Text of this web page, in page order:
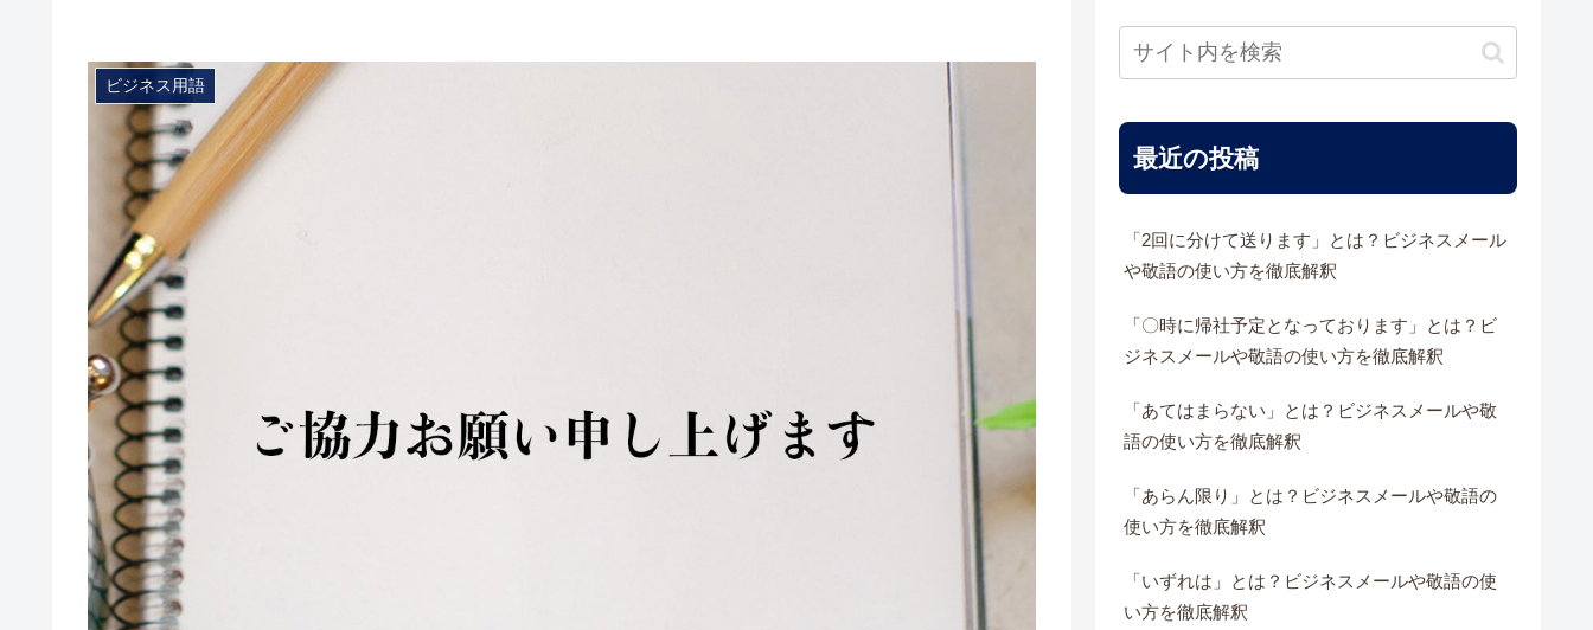
ビジネス用語
最近の投稿
「2回に分けて送ります」とは？ビジネスメール
や敬語の使い方を徹底解釈
「〇時に帰社予定となっております」とは？ビ
ジネスメールや敬語の使い方を徹底解釈
「あてはまらない」とは？ビジネスメールや敬
語の使い方を徹底解釈
「あらん限り」とは？ビジネスメールや敬語の
使い方を徹底解釈
「いずれは」とは？ビジネスメールや敬語の使
い方を徹底解釈